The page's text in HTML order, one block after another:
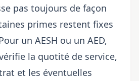
pas toujours de façon
primes restent fixes
un AESH ou un AED,
la quotité de service,
et les éventuelles